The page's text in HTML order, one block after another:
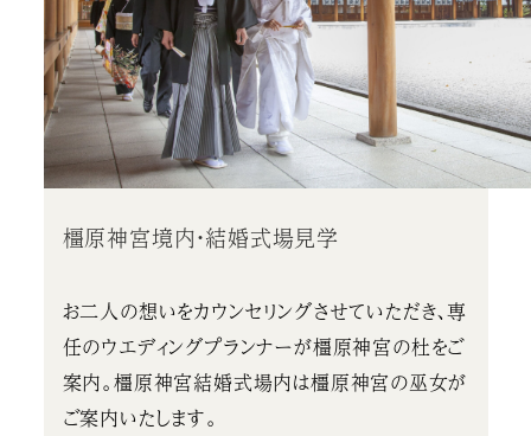
橿原神宮境内・結婚式場見学
お二人の想いをカウンセリングさせていただき、専
任のウエディングプランナーが橿原神宮の杜をご
案内。橿原神宮結婚式場内は橿原神宮の巫女が
ご案内いたします。